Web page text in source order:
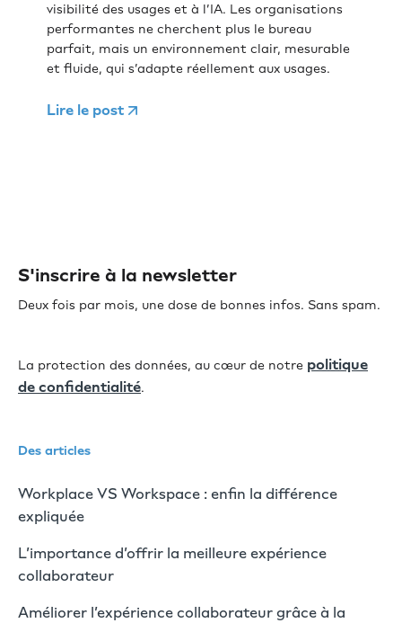
visibilité des usages et à l’IA. Les organisations
performantes ne cherchent plus le bureau
parfait, mais un environnement clair, mesurable
et fluide, qui s’adapte réellement aux usages.
Lire le post
S'inscrire à la newsletter
Deux fois par mois, une dose de bonnes infos. Sans spam.
La protection des données, au cœur de notre politique
de confidentialité.
Des articles
Workplace VS Workspace : enfin la différence
expliquée
L’importance d’offrir la meilleure expérience
collaborateur
Améliorer l’expérience collaborateur grâce à la